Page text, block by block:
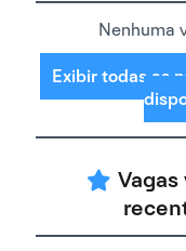
Nenhuma
Exibir todas as
Vagas